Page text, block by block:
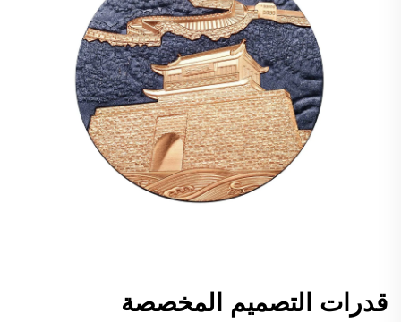
قدرات التصميم المخصصة